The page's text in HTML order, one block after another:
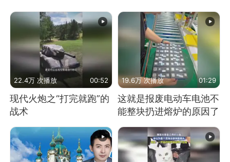
22.4万 次播放 00:52
现代火炮之“打完就跑”的
战术
19.6万 次播放 01:29
这就是报废电动车电池不
能整块扔进熔炉的原因了